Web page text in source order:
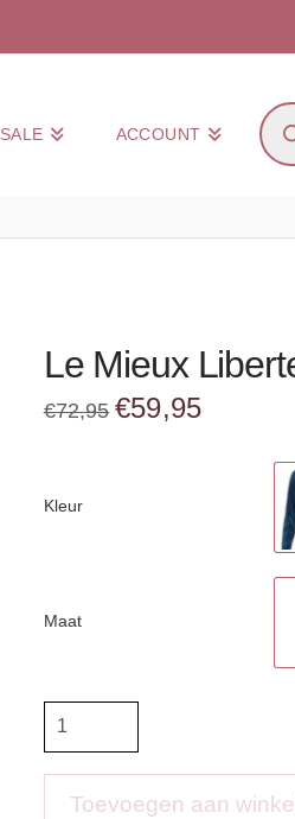
SALE ACCOUNT
Le Mieux
€72,95 Oorspronkelijke
prijs
€59,95Huidige
prijs
Kleur
Maat
Le
FleeceToevoegen aan